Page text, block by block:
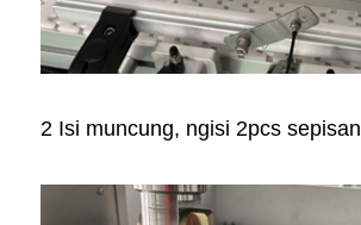
2 Isi muncung, ngisi 2pcs sepisan